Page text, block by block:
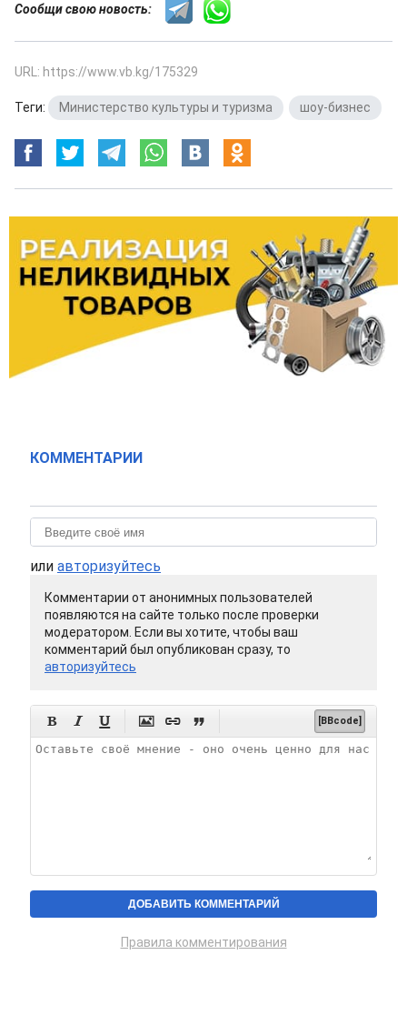
Сообщи свою новость:
URL: https://www.vb.kg/175329
Теги: Министерство культуры и туризма шоу-бизнес
КОММЕНТАРИИ
или авторизуйтесь
Комментарии от анонимных пользователей
появляются на сайте только после проверки
модератором. Если вы хотите, чтобы ваш
комментарий был опубликован сразу, то
авторизуйтесь
      [BBcode]
Правила комментирования